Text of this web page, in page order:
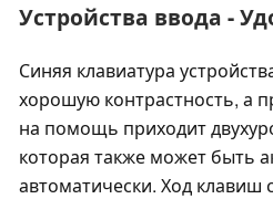
Устройства ввода -
Синяя клавиатура
хорошую контрастность, а
на помощь приходит
которая также может быть
автоматически. Ход клавиш